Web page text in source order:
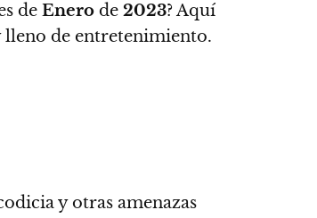
de Enero de 2023? Aquí
lleno de entretenimiento.
y otras amenazas